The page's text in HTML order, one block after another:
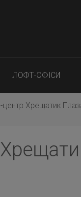
ЛОФТ-ОФІСИ
центр Хрещатик